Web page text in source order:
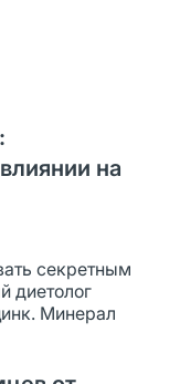
на
секретным
диетолог
Минерал